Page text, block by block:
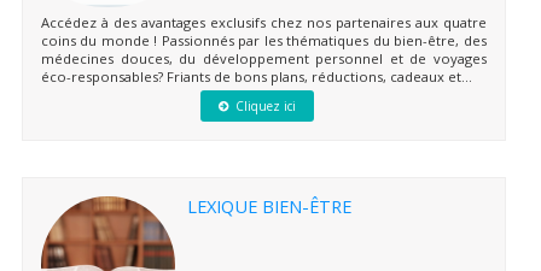
Accédez à des avantages exclusifs chez nos partenaires aux quatre
coins du monde ! Passionnés par les thématiques du bien-être, des
médecines douces, du développement personnel et de voyages
éco-responsables? Friants de bons plans, réductions, cadeaux et...
Cliquez ici
LEXIQUE BIEN-ÊTRE